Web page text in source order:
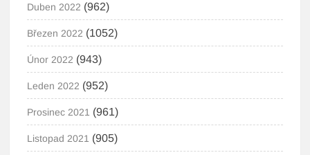
Duben 2022 (962)
Březen 2022 (1052)
Únor 2022 (943)
Leden 2022 (952)
Prosinec 2021 (961)
Listopad 2021 (905)